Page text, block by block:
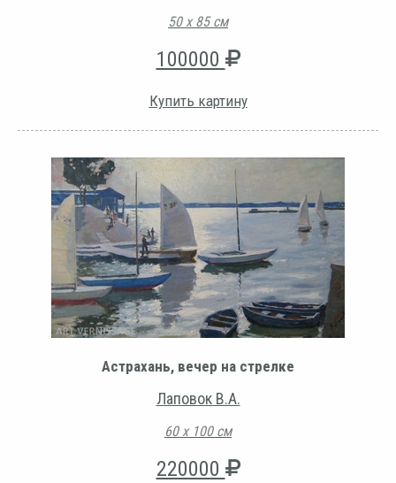
50 х 85 см
100000
Купить картину
Астрахань, вечер на стрелке
Лаповок В.А.
60 х 100 см
220000